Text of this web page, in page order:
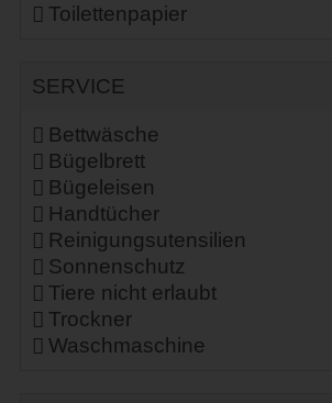
Toilettenpapier
SERVICE
Bettwäsche
Bügelbrett
Bügeleisen
Handtücher
Reinigungsutensilien
Sonnenschutz
Tiere nicht erlaubt
Trockner
Waschmaschine